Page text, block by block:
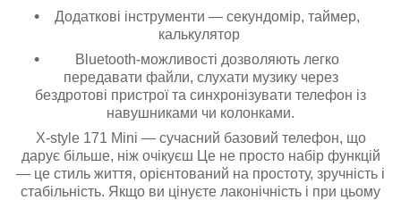
Додаткові інструменти — секундомір, таймер,
калькулятор
Bluetooth-можливості дозволяють легко
передавати файли, слухати музику через
бездротові пристрої та синхронізувати телефон із
навушниками чи колонками.
X-style 171 Mini — сучасний базовий телефон, що
дарує більше, ніж очікуєш Це не просто набір функцій
— це стиль життя, орієнтований на простоту, зручність і
стабільність. Якщо ви цінуєте лаконічність і при цьому